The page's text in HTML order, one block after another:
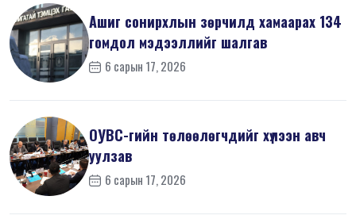
Ашиг сонирхлын зөрчилд хамаарах 134
гомдол мэдээллийг шалгав
6 сарын 17, 2026
ОУВС-гийн төлөөлөгчдийг хүлээн авч
уулзав
6 сарын 17, 2026